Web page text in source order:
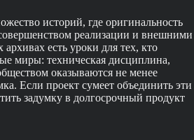
историй, где оригинальность
реализации и внешними
архивах есть уроки для тех, кто
миры: техническая дисциплина,
оказываются не менее
Если проект сумеет объединить эти
задумку в долгосрочный продукт